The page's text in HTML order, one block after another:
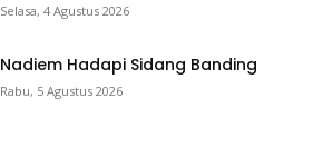
Selasa, 4 Agustus 2026
Nadiem Hadapi Sidang Banding
Rabu, 5 Agustus 2026